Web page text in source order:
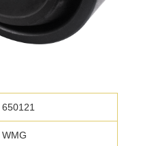
650121
WMG